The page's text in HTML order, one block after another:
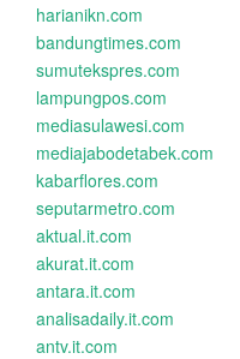
harianikn.com
bandungtimes.com
sumutekspres.com
lampungpos.com
mediasulawesi.com
mediajabodetabek.com
kabarflores.com
seputarmetro.com
aktual.it.com
akurat.it.com
antara.it.com
analisadaily.it.com
antv.it.com